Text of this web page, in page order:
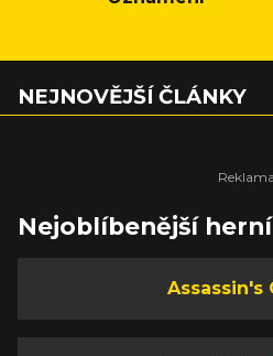
NEJNOVĚJŠÍ ČLÁNKY
Nejoblíbenější
Assassin's